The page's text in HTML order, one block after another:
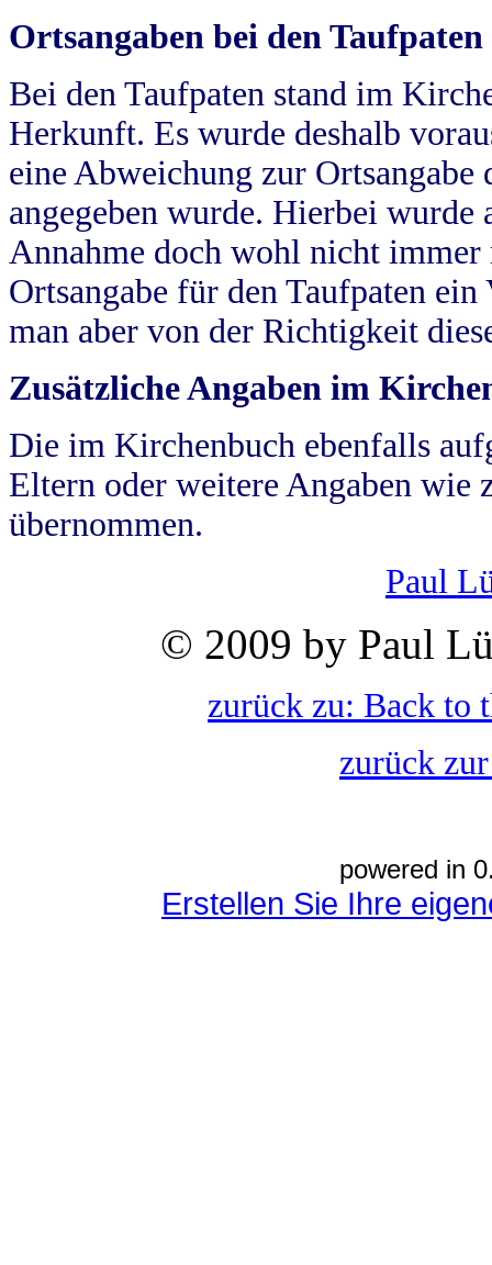
Ortsangaben bei den Taufpaten
Bei den Taufpaten stand im
Herkunft. Es wurde deshalb
eine Abweichung zur
angegeben wurde. Hierbei wurde
Annahme doch wohl nicht
Ortsangabe für den Taufpaten
man aber von der Richtigkeit
Zusätzliche Angaben im
Die im Kirchenbuch ebenfalls
Eltern oder weitere Angaben wie
übernommen.
Paul
© 2009 by Paul
zurück zu: Back to
zurück
powered in
Erstellen Sie Ihre